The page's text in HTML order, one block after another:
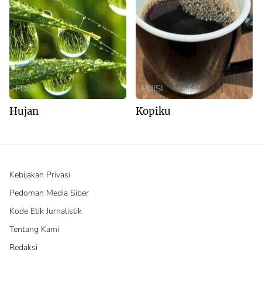
PUISI
Hujan
PUISI
Kopiku
Kebijakan Privasi
Pedoman Media Siber
Kode Etik Jurnalistik
Tentang Kami
Redaksi